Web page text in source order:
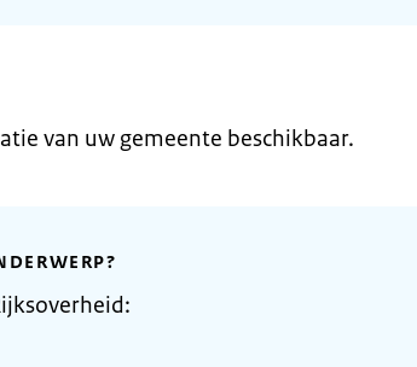
van uw gemeente beschikbaar.